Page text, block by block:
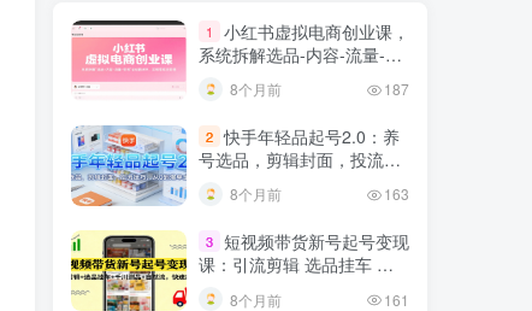
1
小红书虚拟电商创业课，
系统拆解选品-内容-流量-变
8个月前 187
2 快手年轻品起号2.0：养
号选品，剪辑封面，投流技
8个月前 163
3
短视频带货新号起号变现
课：引流剪辑 选品挂车 千
川测品 自然流，快速起量
8个月前 161